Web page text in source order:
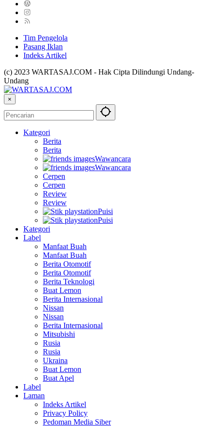
Tim Pengelola
Pasang Iklan
Indeks Artikel
(c) 2023 WARTASAJ.COM - Hak Cipta Dilindungi Undang-
Undang
×
Kategori
Berita
Berita
Wawancara
Wawancara
Cerpen
Cerpen
Review
Review
Puisi
Puisi
Kategori
Label
Manfaat Buah
Manfaat Buah
Berita Otomotif
Berita Otomotif
Berita Teknologi
Buat Lemon
Berita Internasional
Nissan
Nissan
Berita Internasional
Mitsubishi
Rusia
Rusia
Ukraina
Buat Lemon
Buat Apel
Label
Laman
Indeks Artikel
Privacy Policy
Pedoman Media Siber